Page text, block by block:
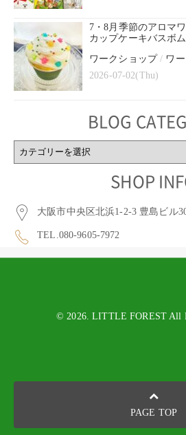
7・8月季節のアロマ
カップケーキバスボ
ワークショップ/ ワ
2026-07-02(Thu)
BLOG
BLOG
CATEGORY
SHOP
大阪市中央区北浜1-2-3 豊島ビル
TEL.080-9605-7972
© 2026. LITTLE FOREST All
PAGE TOP